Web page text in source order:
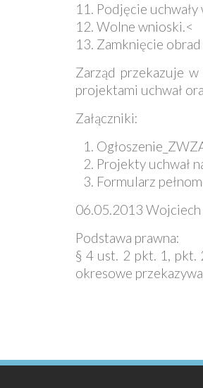
Podjęcie
Wolne wnioski.<
Zamknięcie
Zarząd przekazuje
projektami uchwał
Załączniki:
Projekty uchwał
Formularz
06.05.2013
Podstawa prawna:
§ 4 ust. 2 pkt. 1, pkt.
okresowe